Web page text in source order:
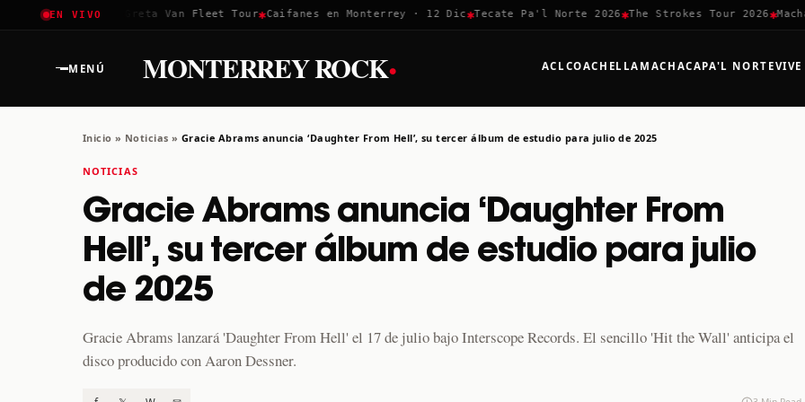
EN VIVO
Coachella 2026✱ Greta Van Fleet Tour✱Caifanes en Monterrey · 12 Dic ✱Tecate Pa'l Norte 2026✱The Strokes Tour 2026✱
MENÚ MONTERREY ROCK· ACLCOACHELLA MACHACAPA'L NORTE
Inicio » Noticias » Gracie Abrams anuncia ‘Daughter From Hell’, su tercer álbum de estudio para julio de 2025
NOTICIAS
Gracie Abrams anuncia ‘Daughter From
Hell’, su tercer álbum de estudio para julio
de 2025
Gracie Abrams lanzará 'Daughter From Hell' el 17 de julio bajo Interscope Records. El sencillo 'Hit the Wall' anticipa el
disco producido con Aaron Dessner.